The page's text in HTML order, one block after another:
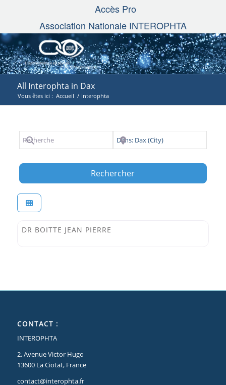
Accès Pro
Association Nationale INTEROPHTA
All Interophta in Dax
Vous êtes ici : Accueil / Interophta
Recherche Près de
RechercherSearch
Interophta
DR BOITTE JEAN PIERRE
CONTACT :
INTEROPHTA
2, Avenue Victor Hugo
13600 La Ciotat, France
contact@interophta.fr